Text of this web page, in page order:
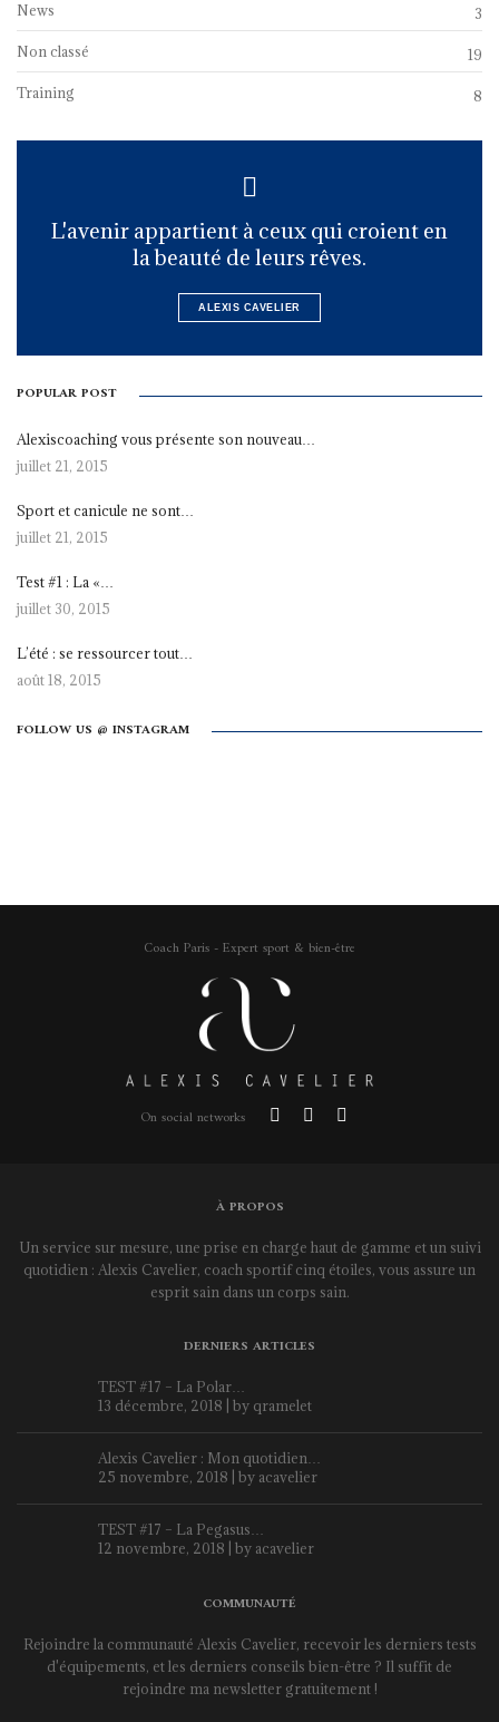
News 3
Non classé 19
Training 8
L'avenir appartient à ceux qui croient en
la beauté de leurs rêves.
ALEXIS CAVELIER
POPULAR POST
Alexiscoaching vous présente son nouveau…
juillet 21, 2015
Sport et canicule ne sont…
juillet 21, 2015
Test #1 : La «…
juillet 30, 2015
L’été : se ressourcer tout…
août 18, 2015
FOLLOW US @ INSTAGRAM
Coach Paris - Expert sport & bien-être
On social networks
À PROPOS
Un service sur mesure, une prise en charge haut de gamme et un suivi
quotidien : Alexis Cavelier, coach sportif cinq étoiles, vous assure un
esprit sain dans un corps sain.
DERNIERS ARTICLES
TEST #17 – La Polar…
13 décembre, 2018 | by qramelet
Alexis Cavelier : Mon quotidien…
25 novembre, 2018 | by acavelier
TEST #17 – La Pegasus…
12 novembre, 2018 | by acavelier
COMMUNAUTÉ
Rejoindre la communauté Alexis Cavelier, recevoir les derniers tests
d'équipements, et les derniers conseils bien-être ? Il suffit de
rejoindre ma newsletter gratuitement !